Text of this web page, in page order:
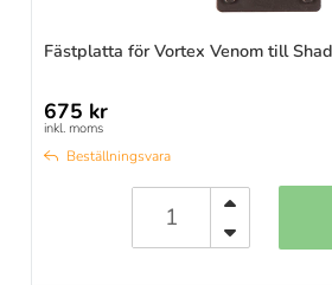
Fästplatta för Vortex Venom till
675 kr
inkl. moms
Beställningsvara